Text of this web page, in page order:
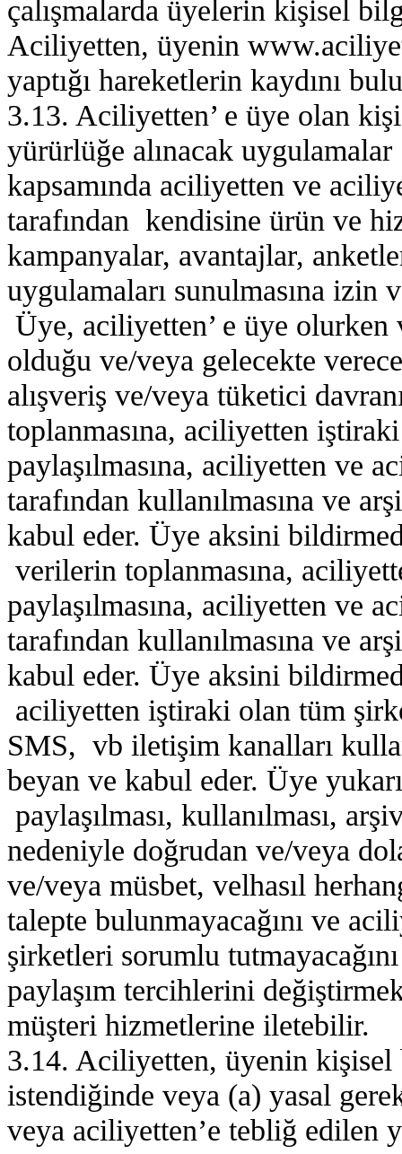
çalışmalarda üyelerin kişisel
Aciliyetten, üyenin
yaptığı hareketlerin kaydını
3.13. Aciliyetten’ e üye olan
yürürlüğe alınacak uygulamalar
kapsamında aciliyetten ve
tarafından kendisine ürün ve
kampanyalar, avantajlar,
uygulamaları sunulmasına izin
Üye, aciliyetten’ e üye
olduğu ve/veya gelecekte
alışveriş ve/veya tüketici
toplanmasına, aciliyetten
paylaşılmasına, aciliyetten ve
tarafından kullanılmasına ve
kabul eder. Üye aksini
verilerin toplanmasına,
paylaşılmasına, aciliyetten ve
tarafından kullanılmasına ve
kabul eder. Üye aksini
aciliyetten iştiraki olan tüm
SMS, vb iletişim kanalları
beyan ve kabul eder. Üye
paylaşılması, kullanılması,
nedeniyle doğrudan ve/veya
ve/veya müsbet, velhasıl
talepte bulunmayacağını ve
şirketleri sorumlu
paylaşım tercihlerini
müşteri hizmetlerine iletebilir.
3.14. Aciliyetten, üyenin
istendiğinde veya (a) yasal
veya aciliyetten’e tebliğ edilen